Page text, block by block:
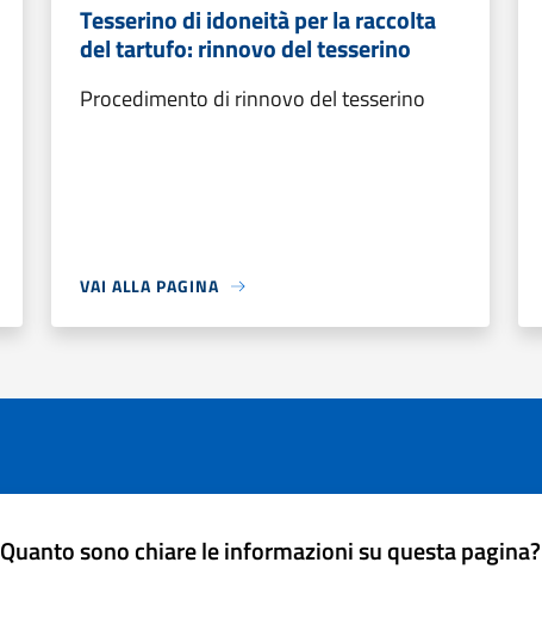
Tesserino di idoneità per la raccolta
del tartufo: rinnovo del tesserino
Procedimento di rinnovo del tesserino
VAI ALLA PAGINA
Quanto sono chiare le informazioni su questa pagina?